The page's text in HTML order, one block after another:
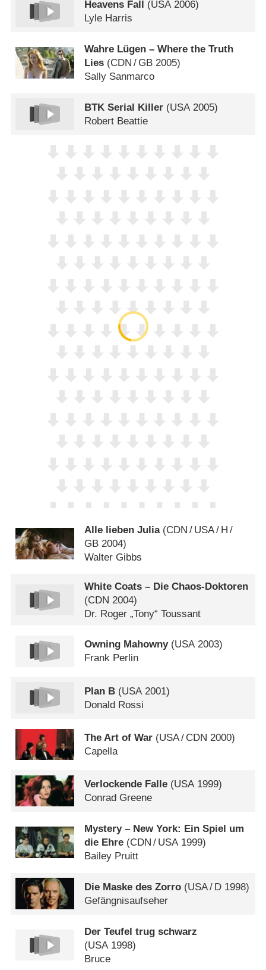
Heavens Fall (USA2006)
Lyle Harris
Wahre Lügen – Where the Truth
Lies (CDN / GB 2005)
Sally Sanmarco
BTK Serial Killer (USA 2005)
Robert Beattie
Alle lieben Julia(CDN / USA/ H /
GB 2004)
Walter Gibbs
White Coats – Die Chaos-Doktoren
(CDN 2004)
Dr. Roger „Tony“ Toussant
Owning Mahowny(USA2003)
Frank Perlin
Plan B (USA 2001)
Donald Rossi
The Art of War (USA/ CDN 2000)
Capella
Verlockende Falle (USA1999)
Conrad Greene
Mystery – New York: Ein Spiel um
die Ehre (CDN / USA1999)
Bailey Pruitt
Die Maske des Zorro (USA/ D 1998)
Gefängnisaufseher
Der Teufel trug schwarz
(USA 1998)
Bruce